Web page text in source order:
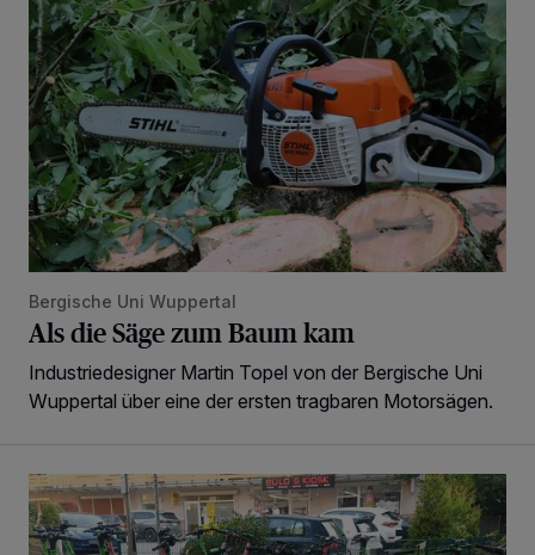
Bergische Uni Wuppertal
Als die Säge zum Baum kam
Industriedesigner Martin Topel von der Bergische Uni
Wuppertal über eine der ersten tragbaren Motorsägen.
„Dies ist nicht akzeptabel“